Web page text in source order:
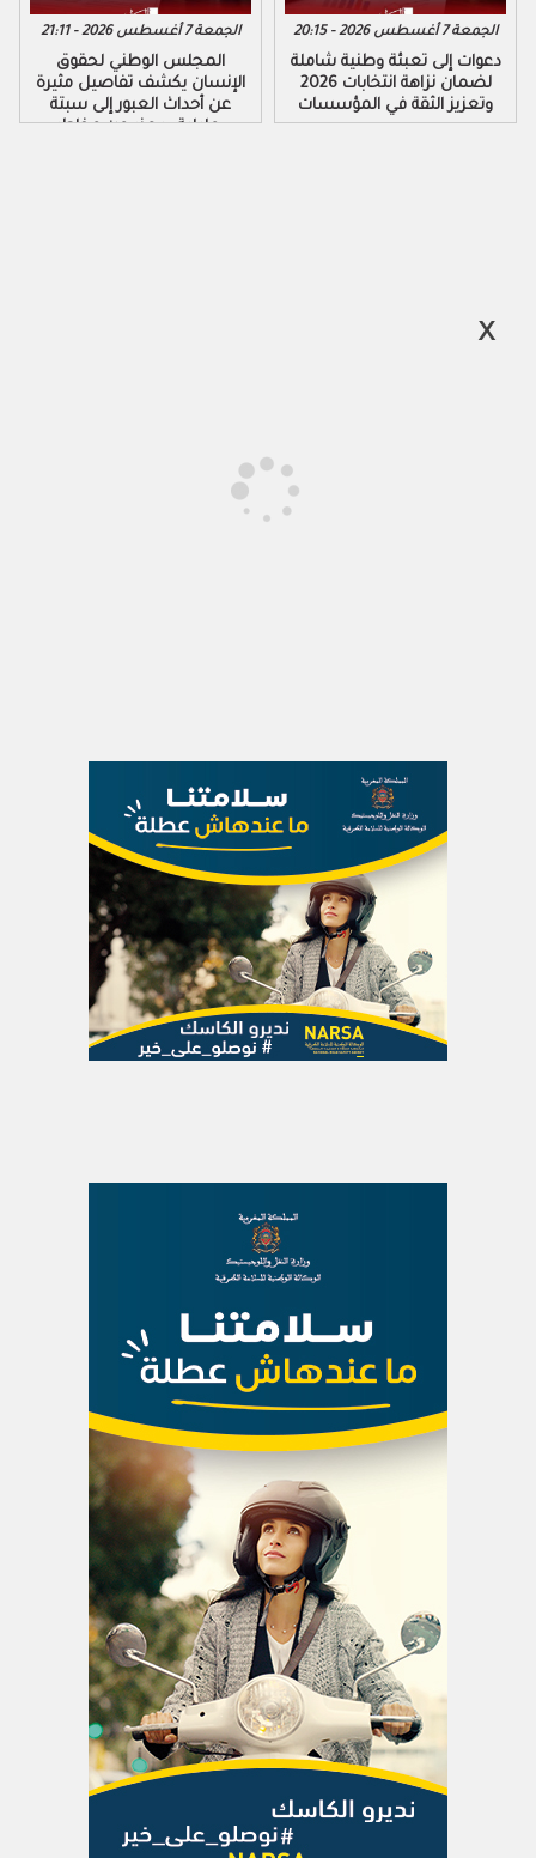
الجمعة 7 أغسطس 2026 - 21:11
المجلس الوطني لحقوق
الإنسان يكشف تفاصيل مثيرة
عن أحداث العبور إلى سبتة
ومليلية ويحذر من مخاطر
الجمعة 7 أغسطس 2026 - 20:15
دعوات إلى تعبئة وطنية شاملة
لضمان نزاهة انتخابات 2026
وتعزيز الثقة في المؤسسات